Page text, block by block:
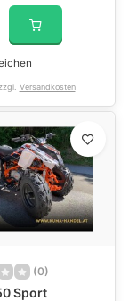
Versandkosten
(0)
Sport